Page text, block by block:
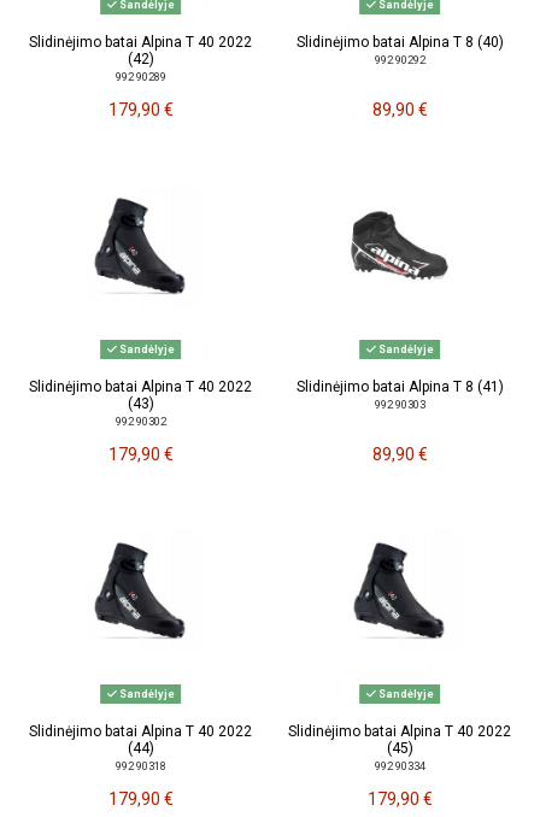
Sandėlyje
Slidinėjimo batai Alpina T 40 2022
(42)
992 90289
179,90 €
Sandėlyje
Slidinėjimo batai Alpina T 8 (40)
992 90292
89,90 €
Sandėlyje
Slidinėjimo batai Alpina T 40 2022
(43)
992 90302
179,90 €
Sandėlyje
Slidinėjimo batai Alpina T 8 (41)
992 90303
89,90 €
Sandėlyje
Slidinėjimo batai Alpina T 40 2022
(44)
992 90318
179,90 €
Sandėlyje
Slidinėjimo batai Alpina T 40 2022
(45)
992 90334
179,90 €